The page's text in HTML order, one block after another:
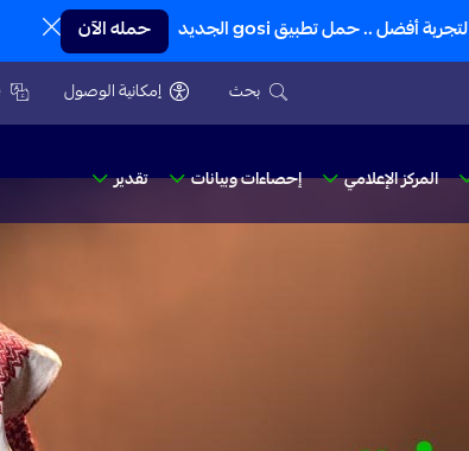
لتجربة أفضل .. حمل تطبيق gosi الجديد حمله الآن
بحث إمكانية الوصول
المركز الإعلامي إحصاءات وبيانات تقدير